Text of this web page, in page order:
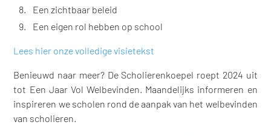
Een zichtbaar beleid
Een eigen rol hebben op school
Lees hier onze volledige visietekst
Benieuwd naar meer? De Scholierenkoepel roept 2024 uit
tot Een Jaar Vol Welbevinden. Maandelijks informeren en
inspireren we scholen rond de aanpak van het welbevinden
van scholieren.